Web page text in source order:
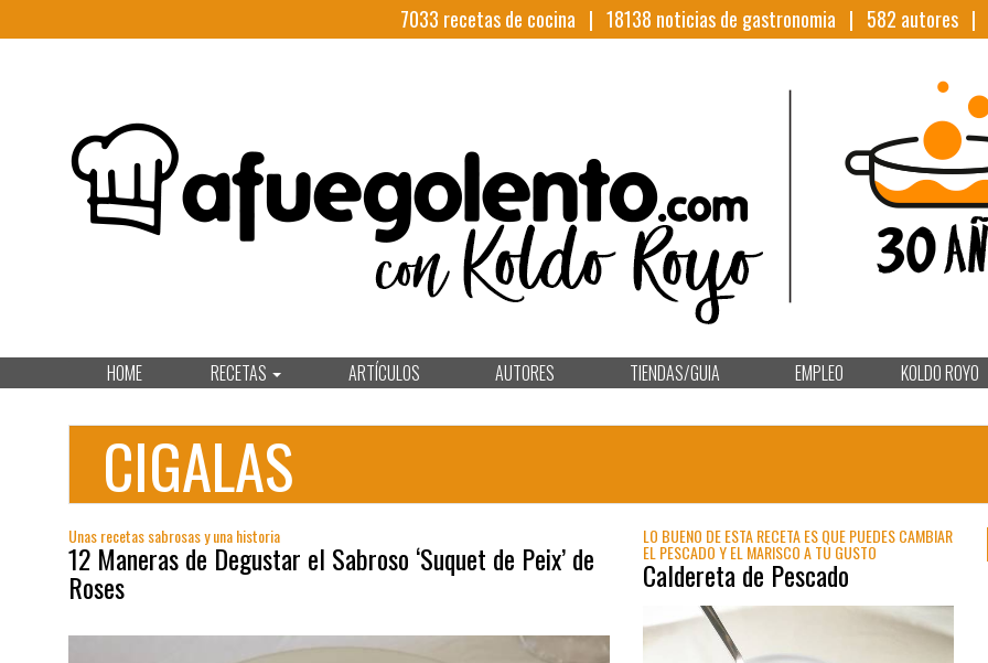
7033 recetas de cocina | 18138 noticias de gastronomia | 582 autores |
HOME RECETAS ARTÍCULOS AUTORES TIENDAS/GUIA EMPLEO KOLDO ROYO
CIGALAS
Unas recetas sabrosas y una historia
12 Maneras de Degustar el Sabroso ‘Suquet de Peix’ de
Roses
LO BUENO DE ESTA RECETA ES QUE PUEDES CAMBIAR
EL PESCADO Y EL MARISCO A TU GUSTO
Caldereta de Pescado